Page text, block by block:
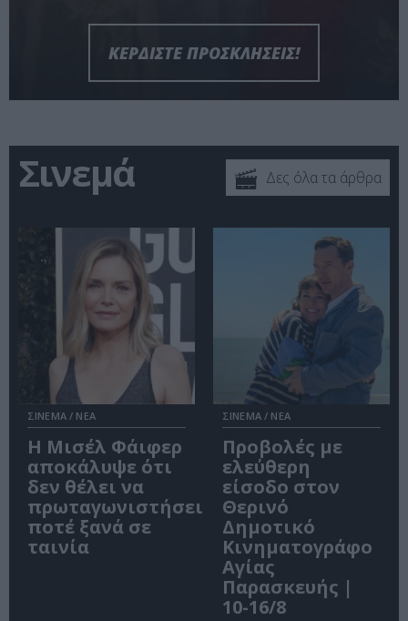
ΚΕΡΔΙΣΤΕ ΠΡΟΣΚΛΗΣΕΙΣ!
Σινεμά Δες όλα τα άρθρα
ΣΙΝΕΜΑ / ΝΕΑ
Η Μισέλ Φάιφερ
αποκάλυψε ότι
δεν θέλει να
πρωταγωνιστήσει
ποτέ ξανά σε
ταινία
ΣΙΝΕΜΑ / ΝΕΑ
Προβολές με
ελεύθερη
είσοδο στον
Θερινό
Δημοτικό
Κινηματογράφο
Αγίας
Παρασκευής |
10-16/8